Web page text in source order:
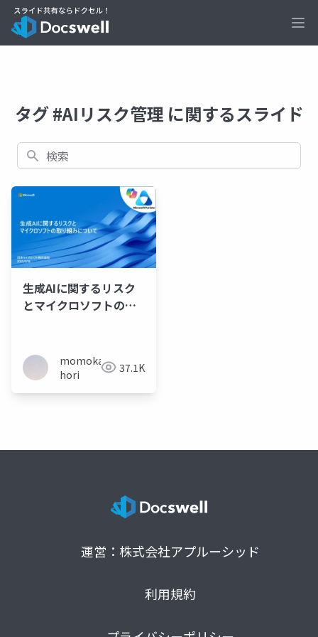
タグ #AIリスク管理 に関するスライド
検索
生成AIに関するリスク
とマイクロソフトの取
momoka
hori
37.1K
運営：株式会社アプルーシッド
利用規約